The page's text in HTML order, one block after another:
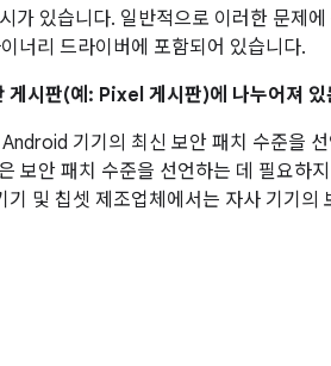
가 있습니다. 일반적으로 이러한 문제
너리 드라이버에 포함되어 있습니다.
시판(예: Pixel 게시판)에 나누어져
기기의 최신 보안 패치 수준을
보안 패치 수준을 선언하는 데 필요하
및 칩셋 제조업체에서는 자사 기기의